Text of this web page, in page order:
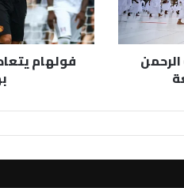
لمثله
فولهام